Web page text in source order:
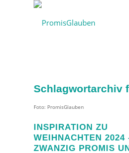
Schlagwortarchiv
Foto: PromisGlauben
INSPIRATION ZU
WEIHNACHTEN 2024
ZWANZIG PROMIS